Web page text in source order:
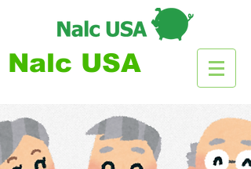
Nalc USA